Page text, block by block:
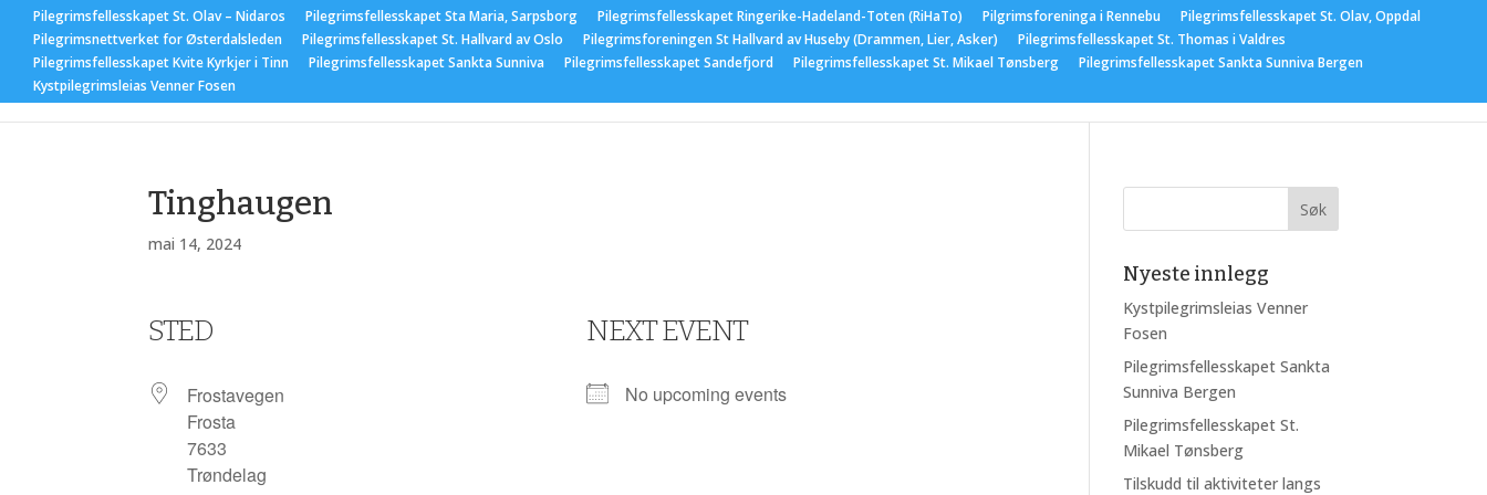
Pilegrimsfellesskapet St. Olav – Nidaros Pilegrimsfellesskapet Sta Maria, Sarpsborg Pilegrimsfellesskapet Ringerike-Hadeland-Toten (RiHaTo) Pilgrimsforeninga i Rennebu
Pilegrimsfellesskapet St. Olav, Oppdal
Pilegrimsnettverket for Østerdalsleden
Pilegrimsfellesskapet St. Hallvard av Oslo Pilegrimsforeningen St Hallvard av Huseby (Drammen, Lier, Asker)
Pilegrimsfellesskapet St. Thomas i Valdres
Pilegrimsfellesskapet Kvite Kyrkjer i Tinn
Pilegrimsfellesskapet Sankta Sunniva Pilegrimsfellesskapet Sandefjord Pilegrimsfellesskapet St. Mikael Tønsberg
Pilegrimsfellesskapet Sankta Sunniva Bergen
Kystpilegrimsleias Venner Fosen
Medlemskap Nyttige lenker Bildegalleri Arrangementer
Tinghaugen
mai 14, 2024
STED
Frostavegen
Frosta
7633
Trøndelag
NEXT EVENT
No upcoming events
Nyeste innlegg
Kystpilegrimsleias Venner
Fosen
Pilegrimsfellesskapet Sankta
Sunniva Bergen
Pilegrimsfellesskapet St.
Mikael Tønsberg
Tilskudd til aktiviteter langs